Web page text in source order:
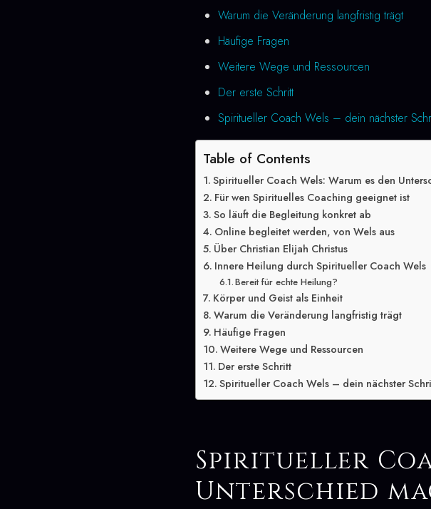
Warum die Veränderung langfristig trägt
Häufige Fragen
Weitere Wege und Ressourcen
Der erste Schritt
Spiritueller Coach Wels – dein nächster
Table of Contents
Spiritueller Coach Wels: Warum es den
Für wen Spirituelles Coaching geeignet ist
So läuft die Begleitung konkret ab
Online begleitet werden, von Wels aus
Über Christian Elijah Christus
Innere Heilung durch Spiritueller Coach Wels
Bereit für echte Heilung?
Körper und Geist als Einheit
Warum die Veränderung langfristig trägt
Häufige Fragen
Weitere Wege und Ressourcen
Der erste Schritt
Spiritueller Coach Wels – dein nächster
Spiritueller
Unterschied